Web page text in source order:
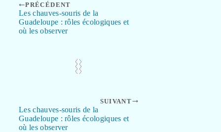
PRÉCÉDENT
Les chauves-souris de la
Guadeloupe : rôles écologiques et
où les observer
SUIVANT
Les chauves-souris de la
Guadeloupe : rôles écologiques et
où les observer